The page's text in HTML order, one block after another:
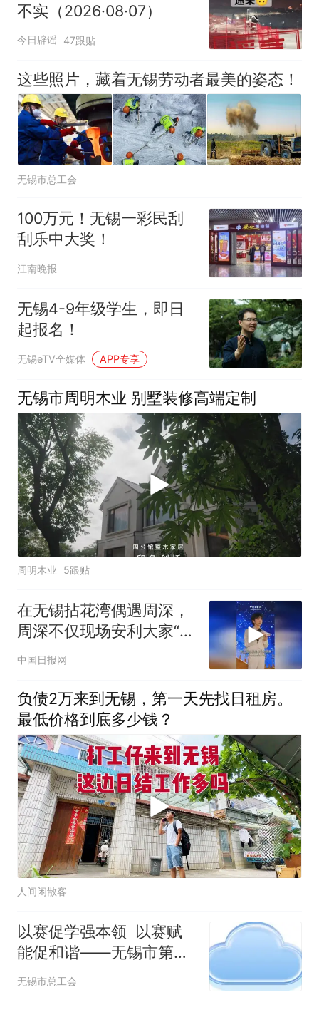
不实（2026·08·07）
今日辟谣 47跟贴
这些照片，藏着无锡劳动者最美的姿态！
无锡市总工会
100万元！无锡一彩民刮
刮乐中大奖！
江南晚报
无锡4-9年级学生，即日
起报名！
无锡eTV全媒体 APP专享
无锡市周明木业 别墅装修高端定制
周明木业 5跟贴
在无锡拈花湾偶遇周深，
周深不仅现场安利大家“快
来无锡玩”，还清唱了《太
中国日报网
负债2万来到无锡，第一天先找日租房。
最低价格到底多少钱？
人间闲散客
以赛促学强本领 以赛赋
能促和谐——无锡市第三
届集体协商技能竞赛圆满
无锡市总工会